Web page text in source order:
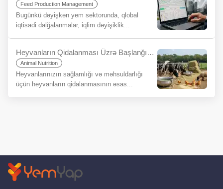
Feed Production Management
Bugünkü dəyişkən yem sektorunda, qlobal
iqtisadi dalğalanmalar, iqlim dəyişiklik...
Heyvanların Qidalanması Üzrə Başlanğıc Prinsipləri
Animal Nutrition
Heyvanlarınızın sağlamlığı və məhsuldarlığı
üçün heyvanların qidalanmasının əsas...